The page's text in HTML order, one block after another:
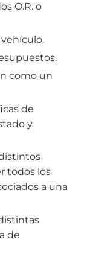
O.R. o
como un
de
y
todos los
a una
de